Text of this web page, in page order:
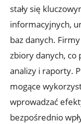
stały‌ się
informacyjnych,
baz danych.
zbiory danych, co
analizy ‌i raporty.
mogące
wprowadzać
bezpośrednio